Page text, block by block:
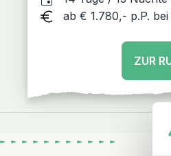
Angeles - Highway
ab € 1.780,- p.P.
ZUR